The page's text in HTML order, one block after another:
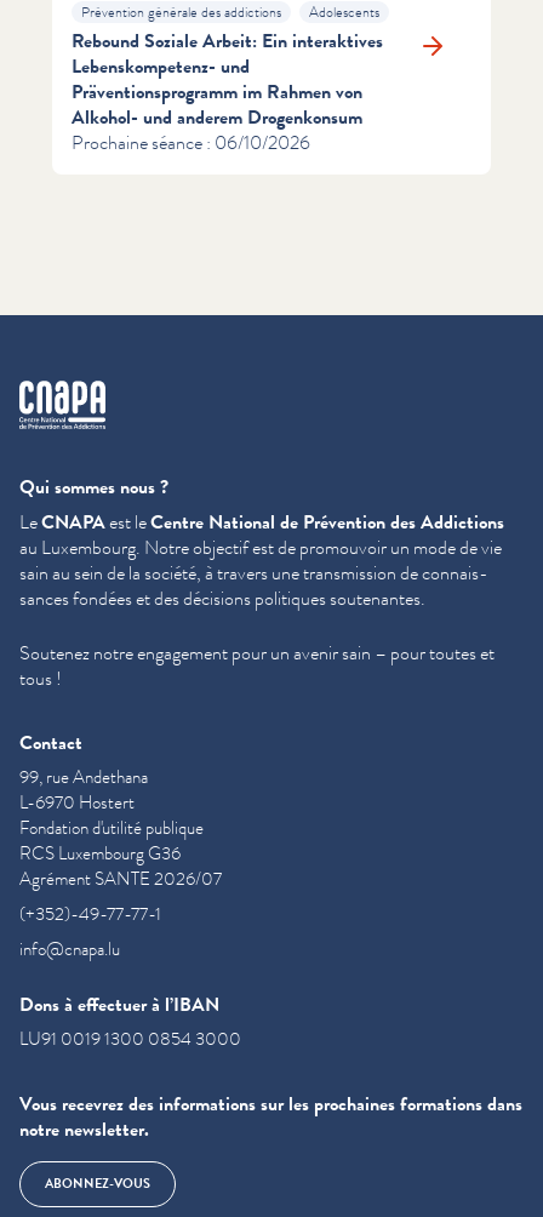
Prévention générale des addictions
Adolescents
Rebound Soziale Arbeit: Ein interaktives
Lebenskompetenz- und
Präventionsprogramm im Rahmen von
Alkohol- und anderem Drogenkonsum
Prochaine séance : 06/10/2026
cnapa
Qui sommes nous ?
LeCNAPAest leCentre National de Prévention des Addictions
au Luxembourg. Notre objectif est de promouvoir un mode de vie
sain au sein de la société, à travers une trans­mis­sion de con­nais­
sances fondées et des décisions politiques soutenantes.
Soutenez notre engagement pour un avenir sain – pour toutes et
tous !
Contact
99, rue Andethana
L-6970 Hostert
Fondation d'utilité publique
RCS Luxembourg G36
Agrément SANTE 2026/07
(+352)-49-77-77-1
info@cnapa.lu
Dons à effectuer à l’IBAN
LU91 0019 1300 0854 3000
Vous recevrez des informations sur les prochaines formations dans
notre newsletter.
ABONNEZ-VOUS